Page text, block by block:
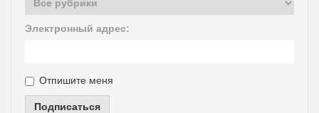
Электронный адрес:
Отпишите меня
Подписаться